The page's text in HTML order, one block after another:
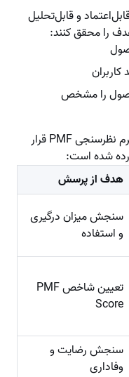
و قابل‌تحلیل
را محقق کنند:
را مشخص
در ادامه، مهم‌ترین سوالاتی که باید در فرم نظرسنجی PMF قرار
شده است:
هدف از پرسش
سنجش میزان درگیری
و استفاده
تعیین شاخص PMF
Score
سنجش رضایت و
وفاداری